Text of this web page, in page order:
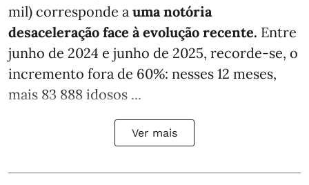
mil) corresponde a uma notória
desaceleração face à evolução recente. Entre
junho de 2024 e junho de 2025, recorde-se, o
incremento fora de 60%: nesses 12 meses,
mais 83 888 idosos ...
Ver mais